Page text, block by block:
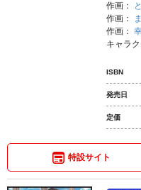
作画：
作画：
作画：
キャラ
ISBN
発売日
定価
特設サイト